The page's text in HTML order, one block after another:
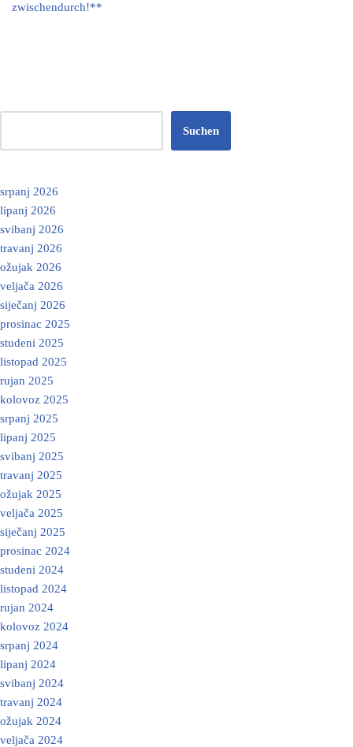
zwischendurch!**
Suchen
srpanj 2026
lipanj 2026
svibanj 2026
travanj 2026
ožujak 2026
veljača 2026
siječanj 2026
prosinac 2025
studeni 2025
listopad 2025
rujan 2025
kolovoz 2025
srpanj 2025
lipanj 2025
svibanj 2025
travanj 2025
ožujak 2025
veljača 2025
siječanj 2025
prosinac 2024
studeni 2024
listopad 2024
rujan 2024
kolovoz 2024
srpanj 2024
lipanj 2024
svibanj 2024
travanj 2024
ožujak 2024
veljača 2024